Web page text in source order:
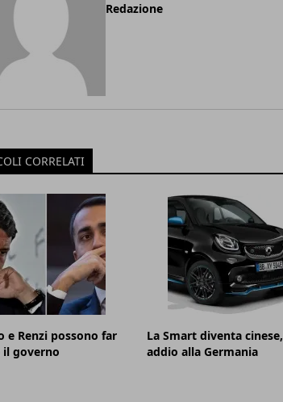
Redazione
CORRELATI
e Renzi possono far
il governo
La Smart diventa cinese,
addio alla Germania